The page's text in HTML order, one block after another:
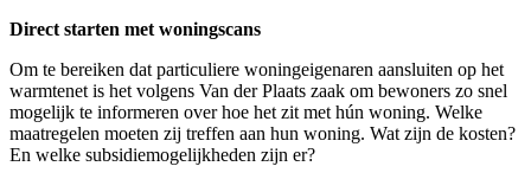
Direct starten met woningscans
Om te bereiken dat particuliere woningeigenaren aansluiten op het
warmtenet is het volgens Van der Plaats zaak om bewoners zo snel
mogelijk te informeren over hoe het zit met hún woning. Welke
maatregelen moeten zij treffen aan hun woning. Wat zijn de kosten?
En welke subsidiemogelijkheden zijn er?